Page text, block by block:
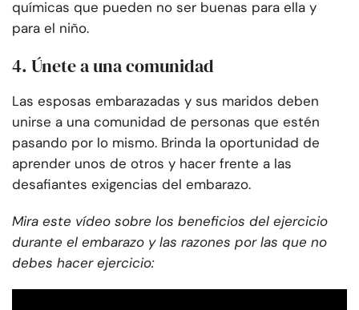
químicas que pueden no ser buenas para ella y
para el niño.
4. Únete a una comunidad
Las esposas embarazadas y sus maridos deben
unirse a una comunidad de personas que estén
pasando por lo mismo. Brinda la oportunidad de
aprender unos de otros y hacer frente a las
desafiantes exigencias del embarazo.
Mira este vídeo sobre los beneficios del ejercicio
durante el embarazo y las razones por las que no
debes hacer ejercicio: